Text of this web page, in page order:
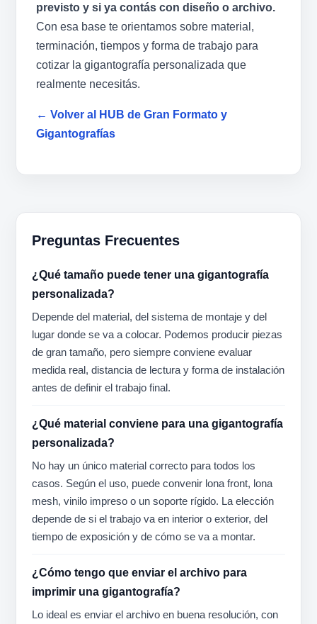
previsto y si ya contás con diseño o archivo.
Con esa base te orientamos sobre material,
terminación, tiempos y forma de trabajo para
cotizar la gigantografía personalizada que
realmente necesitás.
← Volver al HUB de Gran Formato y
Gigantografías
Preguntas Frecuentes
¿Qué tamaño puede tener una gigantografía
personalizada?
Depende del material, del sistema de montaje y del
lugar donde se va a colocar. Podemos producir piezas
de gran tamaño, pero siempre conviene evaluar
medida real, distancia de lectura y forma de instalación
antes de definir el trabajo final.
¿Qué material conviene para una gigantografía
personalizada?
No hay un único material correcto para todos los
casos. Según el uso, puede convenir lona front, lona
mesh, vinilo impreso o un soporte rígido. La elección
depende de si el trabajo va en interior o exterior, del
tiempo de exposición y de cómo se va a montar.
¿Cómo tengo que enviar el archivo para
imprimir una gigantografía?
Lo ideal es enviar el archivo en buena resolución, con